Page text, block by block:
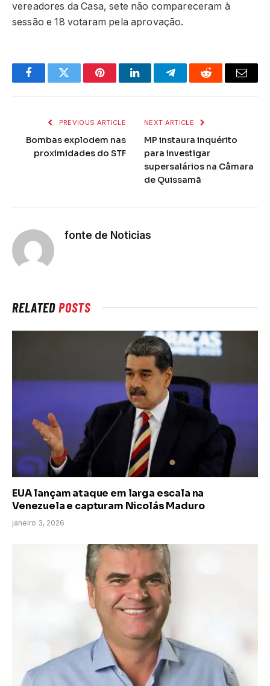
vereadores da Casa, sete não compareceram à
sessão e 18 votaram pela aprovação.
FacebookTwitter PinterestLinkedInTelegramReddit Email
PREVIOUS ARTICLE
Bombas explodem nas
proximidades do STF
NEXT ARTICLE
MP instaura inquérito
para investigar
supersalários na Câmara
de Quissamã
fonte de Noticias
RELATEDPOSTS
EUA lançam ataque em larga escala na
Venezuela e capturam Nicolás Maduro
janeiro 3, 2026